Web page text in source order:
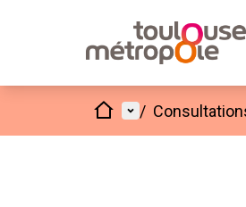
AccueilMenu principal
/